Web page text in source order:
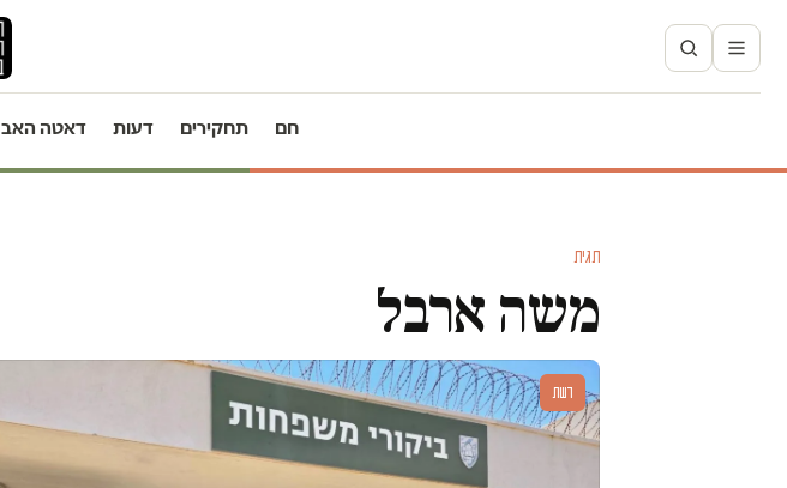
חם תחקירים דעות דאטה האב
תגית
משה ארבל
דעות